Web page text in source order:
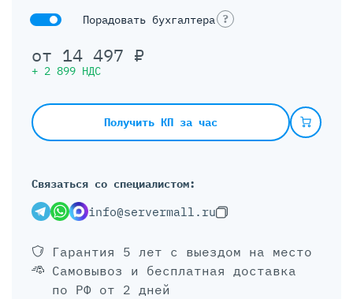
Порадовать бухгалтера ?
от 14 497 ₽
+ 2 899 НДС
Получить КП за час
Связаться со специалистом:
info@servermall.ru
Гарантия 5 лет с выездом на место
Самовывоз и бесплатная доставка
по РФ от 2 дней